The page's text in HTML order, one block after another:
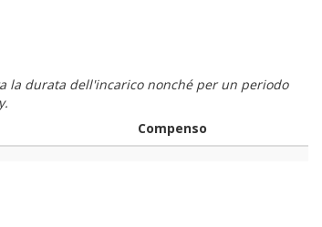
durata dell'incarico nonché per un periodo
Compenso